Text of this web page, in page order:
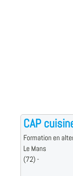
CAP
Formation en
Le Mans
(72) -